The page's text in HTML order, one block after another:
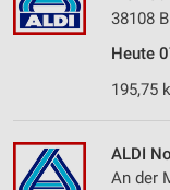
38108
Heute
195,75
ALDI
An der
Verwendung von
personalisierter
Erstellung von
Verwendung von
personalisierter